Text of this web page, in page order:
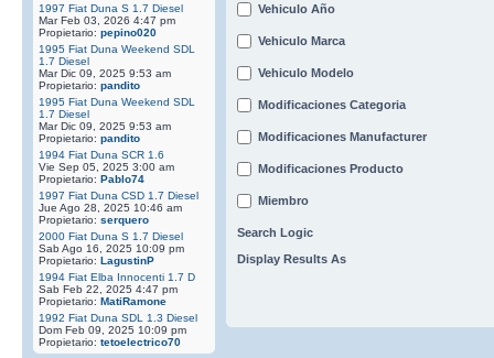
1997 Fiat Duna S 1.7 Diesel
Mar Feb 03, 2026 4:47 pm
Propietario: pepino020
1995 Fiat Duna Weekend SDL
1.7 Diesel
Mar Dic 09, 2025 9:53 am
Propietario: pandito
1995 Fiat Duna Weekend SDL
1.7 Diesel
Mar Dic 09, 2025 9:53 am
Propietario: pandito
1994 Fiat Duna SCR 1.6
Vie Sep 05, 2025 3:00 am
Propietario: Pablo74
1997 Fiat Duna CSD 1.7 Diesel
Jue Ago 28, 2025 10:46 am
Propietario: serquero
2000 Fiat Duna S 1.7 Diesel
Sab Ago 16, 2025 10:09 pm
Propietario: LagustinP
1994 Fiat Elba Innocenti 1.7 D
Sab Feb 22, 2025 4:47 pm
Propietario: MatiRamone
1992 Fiat Duna SDL 1.3 Diesel
Dom Feb 09, 2025 10:09 pm
Propietario: tetoelectrico70
Vehiculo Año
Vehiculo Marca
Vehiculo Modelo
Modificaciones Categoria
Modificaciones Manufacturer
Modificaciones Producto
Miembro
Search Logic
Display Results As